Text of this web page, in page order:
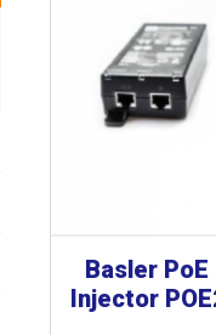
Basler
Injector